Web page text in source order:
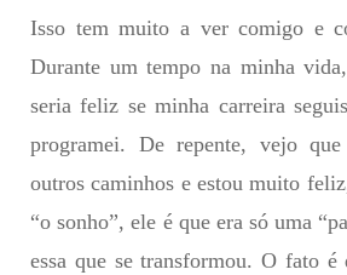
Isso tem muito a ver comigo e
Durante um tempo na minha
seria feliz se minha carreira
programei. De repente, vejo
outros caminhos e estou muito
“o sonho”, ele é que era só uma
essa que se transformou. O fato é